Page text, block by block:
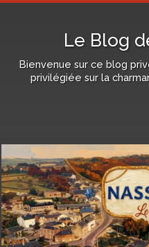
Le Blog
Bienvenue sur ce blog
privilégiée sur la